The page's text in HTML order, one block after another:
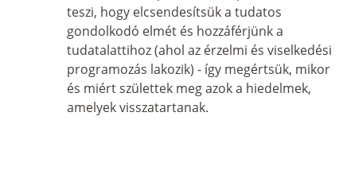
teszi, hogy elcsendesítsük a tudatos
gondolkodó elmét és hozzáférjünk a
tudatalattihoz (ahol az érzelmi és viselkedési
programozás lakozik) - így megértsük, mikor
és miért születtek meg azok a hiedelmek,
amelyek visszatartanak.